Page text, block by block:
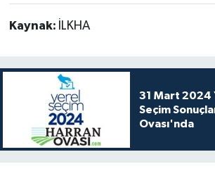
Kaynak: İLKHA
31 Mart 2024
Seçim
Ovası'nda